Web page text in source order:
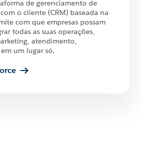
de gerenciamento de
o cliente (CRM) baseada na
com que empresas possam
todas as suas operações,
atendimento,
um lugar só.